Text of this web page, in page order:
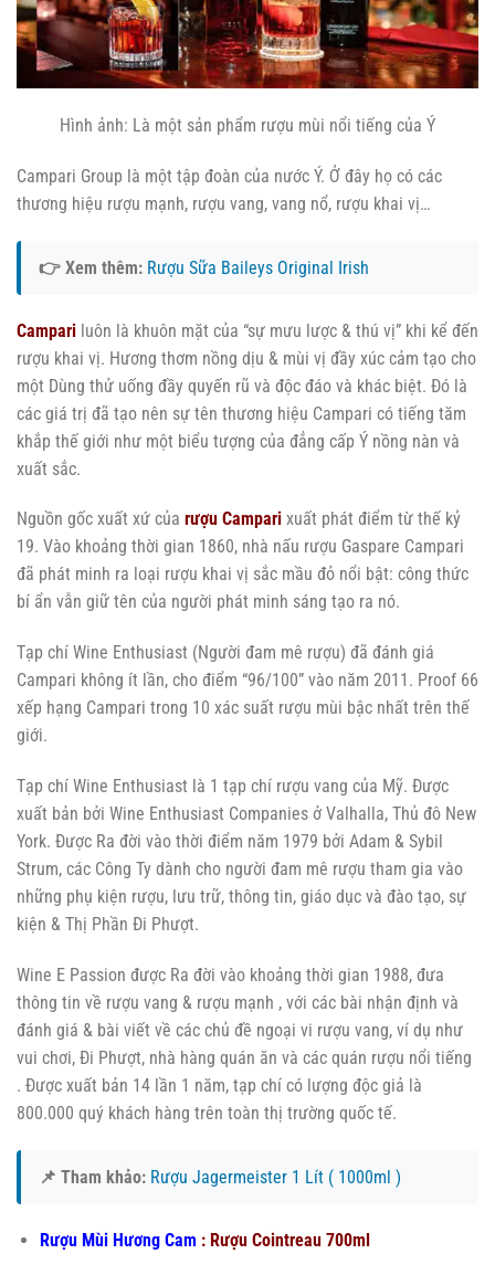
Hình ảnh: Là một sản phẩm rượu mùi nổi tiếng của Ý
Campari Group là một tập đoàn của nước Ý. Ở đây họ có các
thương hiệu rượu mạnh, rượu vang, vang nổ, rượu khai vị…
👉 Xem thêm: Rượu Sữa Baileys Original Irish
Campari luôn là khuôn mặt của “sự mưu lược & thú vị” khi kể đến
rượu khai vị. Hương thơm nồng dịu & mùi vị đầy xúc cảm tạo cho
một Dùng thử uống đầy quyến rũ và độc đáo và khác biệt. Đó là
các giá trị đã tạo nên sự tên thương hiệu Campari có tiếng tăm
khắp thế giới như một biểu tượng của đẳng cấp Ý nồng nàn và
xuất sắc.
Nguồn gốc xuất xứ của rượu Campari xuất phát điểm từ thế kỷ
19. Vào khoảng thời gian 1860, nhà nấu rượu Gaspare Campari
đã phát minh ra loại rượu khai vị sắc mầu đỏ nổi bật: công thức
bí ẩn vẫn giữ tên của người phát minh sáng tạo ra nó.
Tạp chí Wine Enthusiast (Người đam mê rượu) đã đánh giá
Campari không ít lần, cho điểm “96/100” vào năm 2011. Proof 66
xếp hạng Campari trong 10 xác suất rượu mùi bậc nhất trên thế
giới.
Tạp chí Wine Enthusiast là 1 tạp chí rượu vang của Mỹ. Được
xuất bản bởi Wine Enthusiast Companies ở Valhalla, Thủ đô New
York. Được Ra đời vào thời điểm năm 1979 bởi Adam & Sybil
Strum, các Công Ty dành cho người đam mê rượu tham gia vào
những phụ kiện rượu, lưu trữ, thông tin, giáo dục và đào tạo, sự
kiện & Thị Phần Đi Phượt.
Wine E Passion được Ra đời vào khoảng thời gian 1988, đưa
thông tin về rượu vang & rượu mạnh , với các bài nhận định và
đánh giá & bài viết về các chủ đề ngoại vi rượu vang, ví dụ như
vui chơi, Đi Phượt, nhà hàng quán ăn và các quán rượu nổi tiếng
. Được xuất bản 14 lần 1 năm, tạp chí có lượng độc giả là
800.000 quý khách hàng trên toàn thị trường quốc tế.
📌 Tham khảo: Rượu Jagermeister 1 Lít ( 1000ml )
Rượu Mùi Hương Cam : Rượu Cointreau 700ml